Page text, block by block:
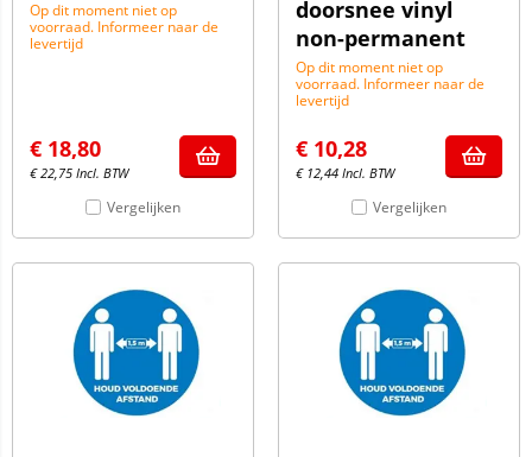
Op dit moment niet op
voorraad. Informeer naar de
levertijd
€ 18,80
€22,75 Incl. BTW
Vergelijken
doorsnee vinyl
non-permanent
Op dit moment niet op
voorraad. Informeer naar de
levertijd
€ 10,28
€ 12,44 Incl. BTW
Vergelijken